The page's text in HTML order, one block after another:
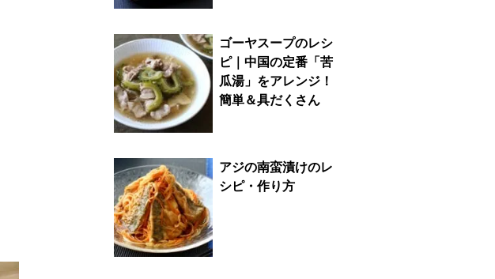
ゴーヤスープのレシ
ピ｜中国の定番「苦
瓜湯」をアレンジ！
簡単＆具だくさん
アジの南蛮漬けのレ
シピ・作り方